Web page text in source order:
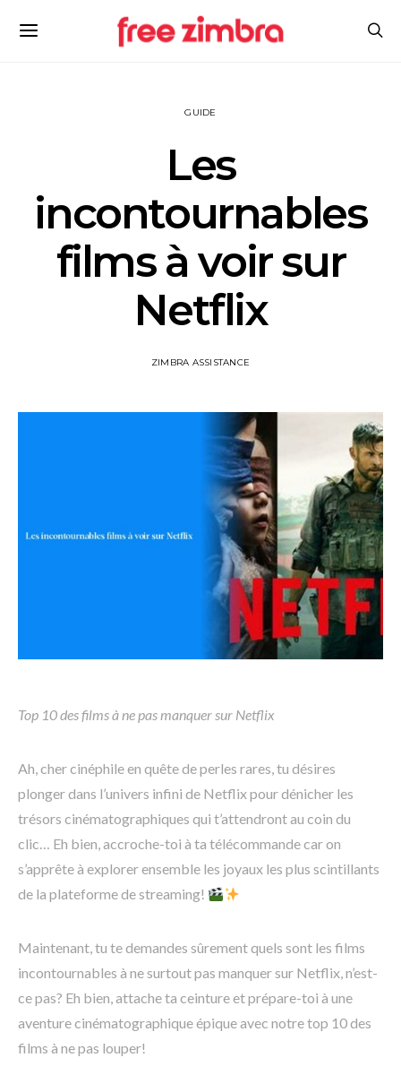
GUIDE
Les
incontournables
films à voir sur
Netflix
ZIMBRA ASSISTANCE
Top 10 des films à ne pas manquer sur Netflix
Ah, cher cinéphile en quête de perles rares, tu désires
plonger dans l’univers infini de Netflix pour dénicher les
trésors cinématographiques qui t’attendront au coin du
clic… Eh bien, accroche-toi à ta télécommande car on
s’apprête à explorer ensemble les joyaux les plus scintillants
de la plateforme de streaming!
Maintenant, tu te demandes sûrement quels sont les films
incontournables à ne surtout pas manquer sur Netflix, n’est-
ce pas? Eh bien, attache ta ceinture et prépare-toi à une
aventure cinématographique épique avec notre top 10 des
films à ne pas louper!